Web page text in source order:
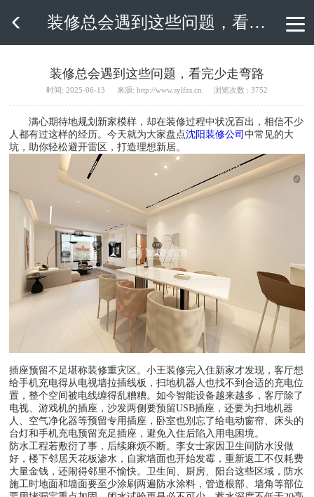
 装修总会遇到这些问题，看完少走弯路
装修总会遇到这些问题，看完少走弯路
时间: 2025-06-13 来源: http://www.sylfzs.cn 浏览次数 : 3752
满心期待地规划新家模样，却在装修过程中状况百出，相信不少
人都有过这样的经历。今天就为大家盘点沈阳装修公司中常见的大
坑，助你轻松避开雷区，打造理想新居。
插座预留不足堪称装修重灾区。小王装修完入住新家才发现，客厅想
给手机充电得从电视墙拉插线板，扫地机器人也找不到合适的充电位
置，整个空间被电线缠得乱糟糟。如今智能设备越来越多，客厅除了
电视、游戏机的插座，沙发两侧要预留USB插座，还要为扫地机器
人、空气净化器等预留专用插座，卧室也别忘了给电动窗帘、床头的
台灯和手机充电预留充足插座，避免入住后陷入用电困境。
防水工程若敷衍了事，后续麻烦不断。李女士家因卫生间防水没做
好，楼下邻居天花板渗水，自家墙面也开始发霉，重新返工不仅耗费
大量金钱，还闹得邻里不愉快。卫生间、厨房、阳台这些区域，防水
施工时地面和墙面要至少涂刷两遍防水涂料，管道根部、墙角等部位